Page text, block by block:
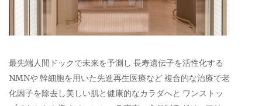
最先端人間ドックで未来を予測し 長寿遺伝子を活性化する
NMNや 幹細胞を用いた先進再生医療など 複合的な治療で老
化因子を除去し美しい肌と健康的なカラダへと ワンストッ